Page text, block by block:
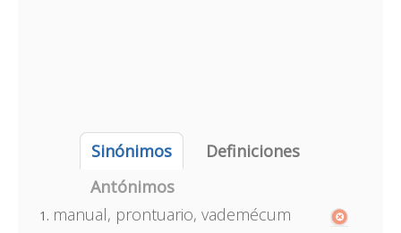
Sinónimos
Definiciones
Antónimos
manual, prontuario, vademécum